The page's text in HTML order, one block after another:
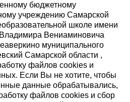
бюджетному
учреждению Самарской
школе имени
Вениаминовича
муниципального
Самарской области ,
файлов cookies и
Если Вы не хотите, чтобы
данные обрабатывались,
файлов cookies и сбор